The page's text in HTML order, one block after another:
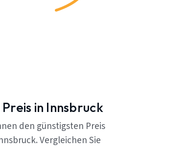
in Innsbruck
den günstigsten Preis
Vergleichen Sie